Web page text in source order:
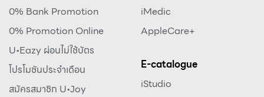
0% Bank Promotion
0% Promotion Online
U•Eazy ผ่อนไม่ใช้บัตร
โปรโมชันประจำเดือน
สมัครสมาชิก U•Joy
iMedic
AppleCare+
E-catalogue
iStudio